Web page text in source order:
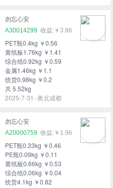
勿忘心安
A30014299
￥3.86
PET瓶0.4kg ￥0.56
黄纸板1.76kg ￥1.41
综合纸0.92kg ￥0.59
金属1.46kg ￥1.1
统货0.98kg ￥0.2
共 5.52kg
2025-7-31 -奥北成都
勿忘心安
A20000759
￥1.96
PET瓶0.33kg ￥0.46
PE瓶0.09kg ￥0.11
黄纸板0.66kg ￥0.53
综合纸0.06kg ￥0.04
统货4.1kg ￥0.82